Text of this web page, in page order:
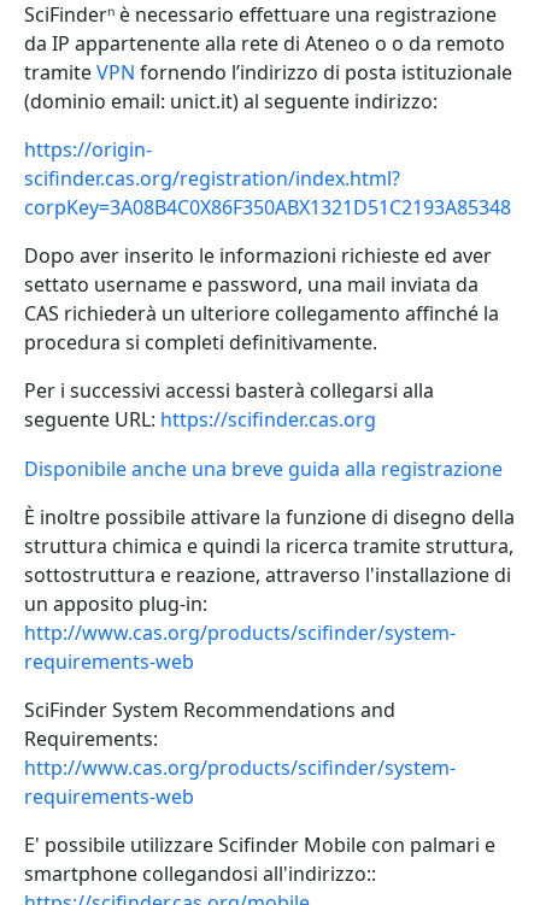
SciFinderⁿ è necessario effettuare una registrazione
da IP appartenente alla rete di Ateneo o o da remoto
tramiteVPN fornendo l’indirizzo di posta istituzionale
(dominio email: unict.it) al seguente indirizzo:
https://origin-
scifinder.cas.org/registration/index.html?
corpKey=3A08B4C0X86F350ABX1321D51C2193A85348
Dopo aver inserito le informazioni richieste ed aver
settato username e password, una mail inviata da
CAS richiederà un ulteriore collegamento affinché la
procedura si completi definitivamente.
Per i successivi accessi basterà collegarsi alla
seguente URL: https://scifinder.cas.org
Disponibile anche una breve guida alla registrazione
È inoltre possibile attivare la funzione di disegno della
struttura chimica e quindi la ricerca tramite struttura,
sottostruttura e reazione, attraverso l'installazione di
un apposito plug-in:
http://www.cas.org/products/scifinder/system-
requirements-web
SciFinder System Recommendations and
Requirements:
http://www.cas.org/products/scifinder/system-
requirements-web
E' possibile utilizzare Scifinder Mobile con palmari e
smartphone collegandosi all'indirizzo::